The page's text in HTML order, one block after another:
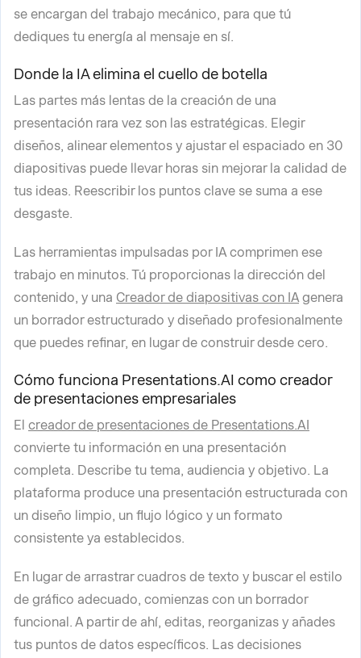
se encargan del trabajo mecánico, para que tú
dediques tu energía al mensaje en sí.
Donde la IA elimina el cuello de botella
Las partes más lentas de la creación de una
presentación rara vez son las estratégicas. Elegir
diseños, alinear elementos y ajustar el espaciado en 30
diapositivas puede llevar horas sin mejorar la calidad de
tus ideas. Reescribir los puntos clave se suma a ese
desgaste.
Las herramientas impulsadas por IA comprimen ese
trabajo en minutos. Tú proporcionas la dirección del
contenido, y una Creador de diapositivas con IAgenera
un borrador estructurado y diseñado profesionalmente
que puedes refinar, en lugar de construir desde cero.
Cómo funciona Presentations.AI como creador
de presentaciones empresariales
El creador de presentaciones de Presentations.AI
convierte tu información en una presentación
completa. Describe tu tema, audiencia y objetivo. La
plataforma produce una presentación estructurada con
un diseño limpio, un flujo lógico y un formato
consistente ya establecidos.
En lugar de arrastrar cuadros de texto y buscar el estilo
de gráfico adecuado, comienzas con un borrador
funcional. A partir de ahí, editas, reorganizas y añades
tus puntos de datos específicos. Las decisiones